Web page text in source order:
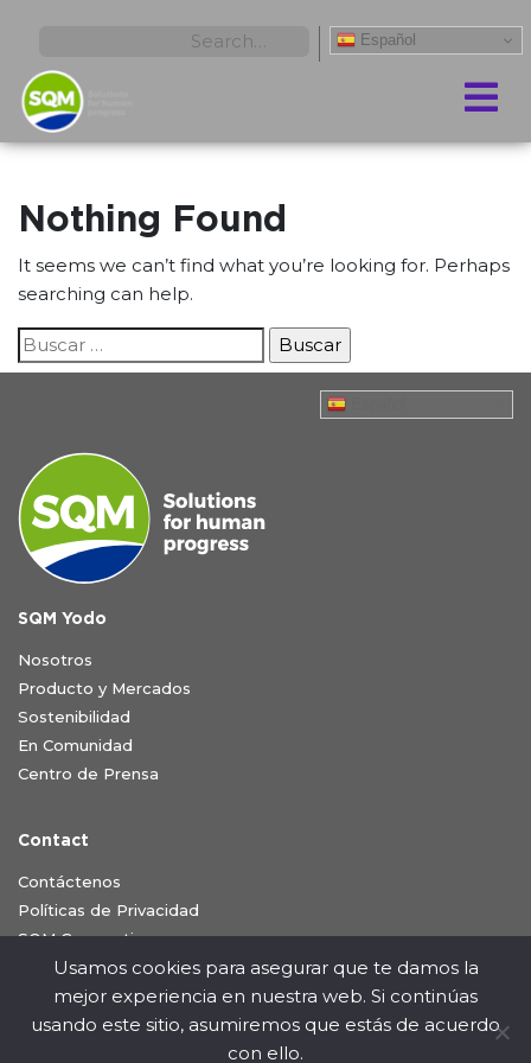
Español
Nothing Found
It seems we can’t find what you’re looking for. Perhaps
searching can help.
Buscar:
SQM Yodo
Nosotros
Producto y Mercados
Sostenibilidad
En Comunidad
Centro de Prensa
Contact
Contáctenos
Políticas de Privacidad
SQM Corporativo
SÍGUENOS EN NUESTRA RED SOCIAL
Usamos cookies para asegurar que te damos la
mejor experiencia en nuestra web. Si continúas
usando este sitio, asumiremos que estás de acuerdo
con ello.